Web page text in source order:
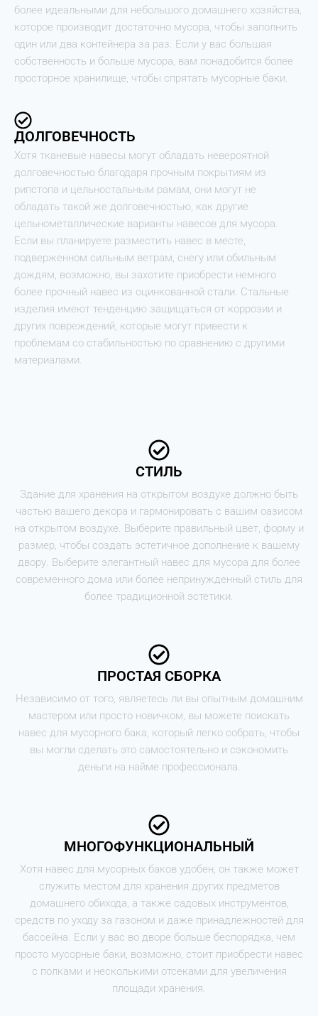
более идеальными для небольшого домашнего хозяйства,
которое производит достаточно мусора, чтобы заполнить
один или два контейнера за раз. Если у вас большая
собственность и больше мусора, вам понадобится более
просторное хранилище, чтобы спрятать мусорные баки.
ДОЛГОВЕЧНОСТЬ
Хотя тканевые навесы могут обладать невероятной
долговечностью благодаря прочным покрытиям из
рипстопа и цельностальным рамам, они могут не
обладать такой же долговечностью, как другие
цельнометаллические варианты навесов для мусора.
Если вы планируете разместить навес в месте,
подверженном сильным ветрам, снегу или обильным
дождям, возможно, вы захотите приобрести немного
более прочный навес из оцинкованной стали. Стальные
изделия имеют тенденцию защищаться от коррозии и
других повреждений, которые могут привести к
проблемам со стабильностью по сравнению с другими
материалами.
СТИЛЬ
Здание для хранения на открытом воздухе должно быть
частью вашего декора и гармонировать с вашим оазисом
на открытом воздухе. Выберите правильный цвет, форму и
размер, чтобы создать эстетичное дополнение к вашему
двору. Выберите элегантный навес для мусора для более
современного дома или более непринужденный стиль для
более традиционной эстетики.
ПРОСТАЯ СБОРКА
Независимо от того, являетесь ли вы опытным домашним
мастером или просто новичком, вы можете поискать
навес для мусорного бака, который легко собрать, чтобы
вы могли сделать это самостоятельно и сэкономить
деньги на найме профессионала.
МНОГОФУНКЦИОНАЛЬНЫЙ
Хотя навес для мусорных баков удобен, он также может
служить местом для хранения других предметов
домашнего обихода, а также садовых инструментов,
средств по уходу за газоном и даже принадлежностей для
бассейна. Если у вас во дворе больше беспорядка, чем
просто мусорные баки, возможно, стоит приобрести навес
с полками и несколькими отсеками для увеличения
площади хранения.